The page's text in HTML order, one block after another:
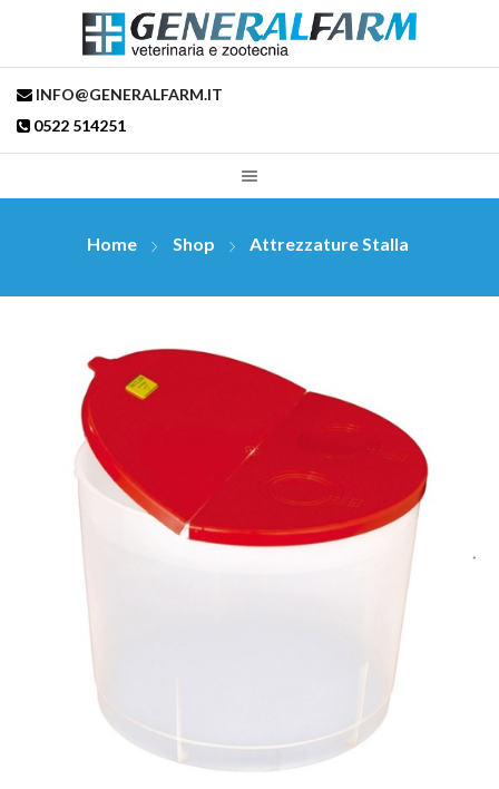
INFO@GENERALFARM.IT
0522 514251
Home Shop Attrezzature Stalla